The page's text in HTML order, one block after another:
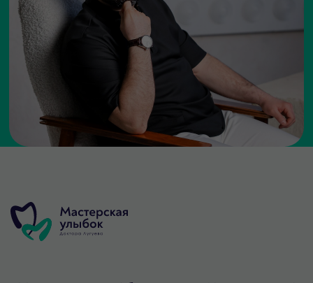
сайт-aelita.dsgn
наша работа»
Терапия и лечение
зубов
О нас
Чистка и
отбеливание
Контакты
Ортопедия Стоимость
Ортодонтия Документы
Хирургия и
имплантация